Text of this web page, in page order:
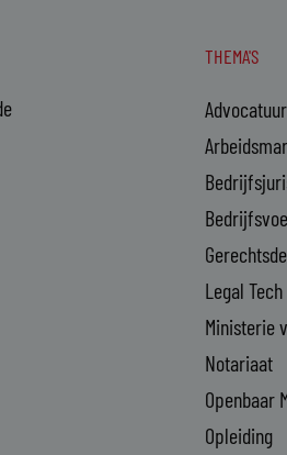
THEMA'S
Advocatuur
Legal Tech
Ministerie
Notariaat
Openbaar
Opleiding